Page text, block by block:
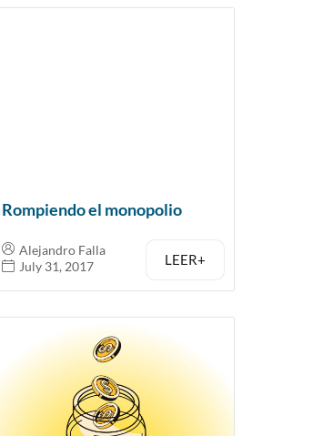
Rompiendo el monopolio
Alejandro Falla
July 31, 2017
LEER+